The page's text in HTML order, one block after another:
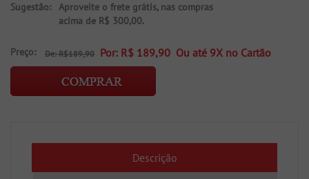
Sugestão:
Aproveite o frete grátis, nas compras
acima de R$ 300,00.
Preço: De: R$189,90 Por: R$ 189,90 Ou até 9X no Cartão
Descrição